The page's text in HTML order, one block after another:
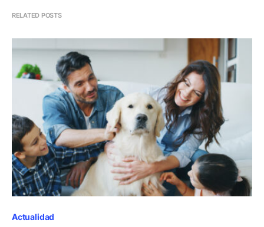
RELATED POSTS
Actualidad